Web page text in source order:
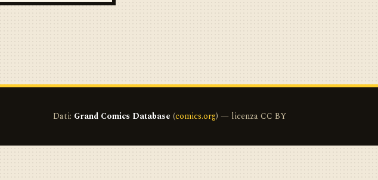
Dati: Grand Comics Database (comics.org) — licenza CC BY